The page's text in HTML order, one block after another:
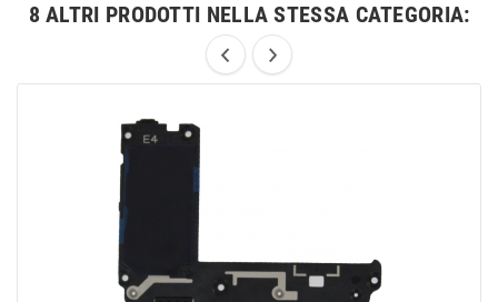
8 ALTRI PRODOTTI NELLA STESSA CATEGORIA: